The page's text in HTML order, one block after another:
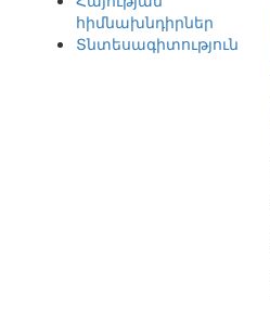
հիմնախնդիրներ
Տնտեսագիտություն